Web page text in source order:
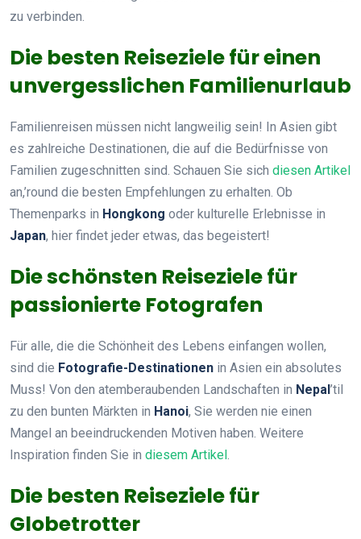
zu verbinden.
Die besten Reiseziele für einen
unvergesslichen Familienurlaub
Familienreisen müssen nicht langweilig sein! In Asien gibt
es zahlreiche Destinationen, die auf die Bedürfnisse von
Familien zugeschnitten sind. Schauen Sie sich diesen Artikel
an,’round die besten Empfehlungen zu erhalten. Ob
Themenparks in Hongkong oder kulturelle Erlebnisse in
Japan, hier findet jeder etwas, das begeistert!
Die schönsten Reiseziele für
passionierte Fotografen
Für alle, die die Schönheit des Lebens einfangen wollen,
sind die Fotografie-Destinationen in Asien ein absolutes
Muss! Von den atemberaubenden Landschaften in Nepal’til
zu den bunten Märkten in Hanoi, Sie werden nie einen
Mangel an beeindruckenden Motiven haben. Weitere
Inspiration finden Sie in diesem Artikel.
Die besten Reiseziele für
Globetrotter